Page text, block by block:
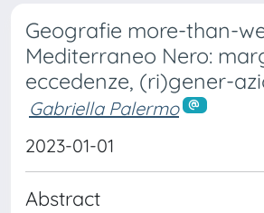
Geografie more-than-
Mediterraneo Nero:
eccedenze, (ri)gener-
Gabriella Palermo
2023-01-01
Abstract